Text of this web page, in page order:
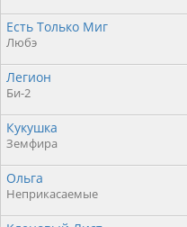
Есть Только Миг
Любэ
Легион
Би-2
Кукушка
Земфира
Ольга
Неприкасаемые